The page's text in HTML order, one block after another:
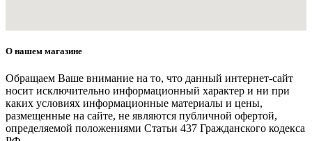
О нашем магазине
Обращаем Ваше внимание на то, что данный интернет-сайт
носит исключительно информационный характер и ни при
каких условиях информационные материалы и цены,
размещенные на сайте, не являются публичной офертой,
определяемой положениями Статьи 437 Гражданского кодекса